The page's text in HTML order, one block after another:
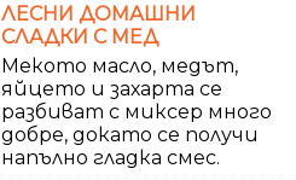
ЛЕСНИ ДОМАШНИ
СЛАДКИ С МЕД
Мекото масло, медът,
яйцето и захарта се
разбиват с миксер много
добре, докато се получи
напълно гладка смес.